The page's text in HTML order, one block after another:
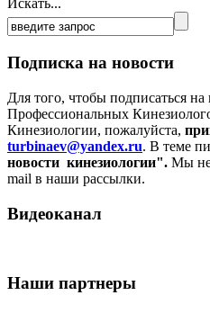
Искать...
Подписка на новости
Для того, чтобы подписаться
Профессиональных
Кинезиологии, пожалуйста,
turbinaev@yandex.ru. В теме
новости кинезиологии". Мы
mail в наши рассылки.
Видеоканал
Наши партнеры